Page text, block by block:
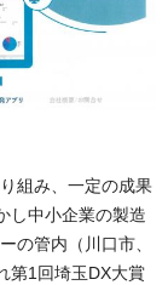
組み、一定の成果
し中小企業の製造
の管内（川口市、
第1回埼玉DX大賞